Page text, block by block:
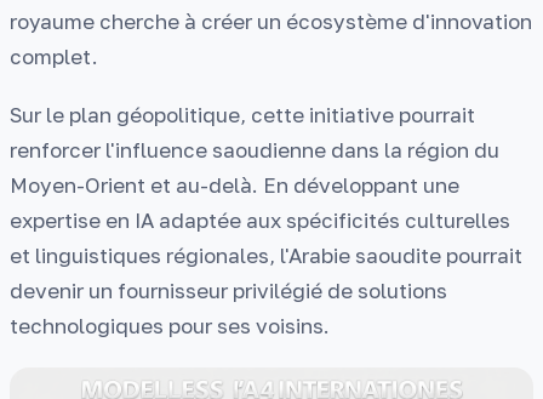
royaume cherche à créer un écosystème d'innovation
complet.
Sur le plan géopolitique, cette initiative pourrait
renforcer l'influence saoudienne dans la région du
Moyen-Orient et au-delà. En développant une
expertise en IA adaptée aux spécificités culturelles
et linguistiques régionales, l'Arabie saoudite pourrait
devenir un fournisseur privilégié de solutions
technologiques pour ses voisins.